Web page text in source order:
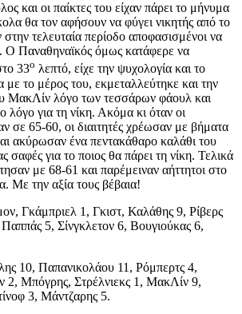
και οι παίκτες του είχαν πάρει το μήνυμα
θα τον αφήσουν να φύγει νικητής από το
τελευταία περίοδο αποφασισμένοι να
Ο Παναθηναϊκός όμως κατάφερε να
33ο λεπτό, είχε την ψυχολογία και το
το μέρος του, εκμεταλλεύτηκε και την
ΜακΛίν λόγο των τεσσάρων φάουλ και
λόγο για τη νίκη. Ακόμα κι όταν οι
σε 65-60, οι διαιτητές χρέωσαν με βήματα
ακύρωσαν ένα πεντακάθαρο καλάθι του
σαφές για το ποιος θα πάρει τη νίκη. Τελικά
με 68-61 και παρέμειναν αήττητοι στο
Με την αξία τους βέβαια!
Γκάμπριελ 1, Γκιστ, Καλάθης 9, Ρίβερς
5, Σίνγκλετον 6, Βουγιούκας 6,
10, Παπανικολάου 11, Ρόμπερτς 4,
2, Μπόγρης, Στρέλνιεκς 1, ΜακΛίν 9,
3, Μάντζαρης 5.